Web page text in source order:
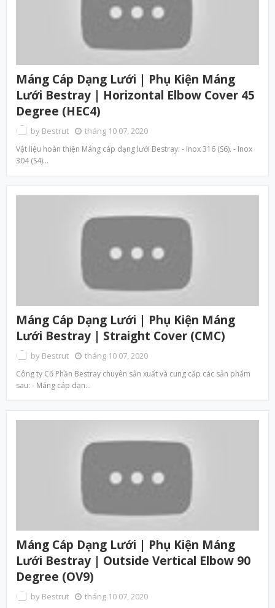
Máng Cáp Dạng Lưới | Phụ Kiện Máng
Lưới Bestray | Horizontal Elbow Cover 45
Degree (HEC4)
by Bestrut tháng 10 07, 2020
Vật liệu hoàn thiện Máng cáp dạng lưới Bestray: - Inox 316 (S6). - Inox
304 (S4)…
Máng Cáp Dạng Lưới | Phụ Kiện Máng
Lưới Bestray | Straight Cover (CMC)
by Bestrut tháng 10 07, 2020
Công ty Cổ Phần Bestray chuyên sản xuất và cung cấp các sản phẩm
sau: - Máng cáp dạn…
Máng Cáp Dạng Lưới | Phụ Kiện Máng
Lưới Bestray | Outside Vertical Elbow 90
Degree (OV9)
by Bestrut tháng 10 07, 2020